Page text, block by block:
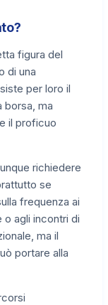
figura del
di una
per loro il
borsa, ma
il proficuo
richiedere
se
frequenza ai
o agli incontri di
ma il
portare alla